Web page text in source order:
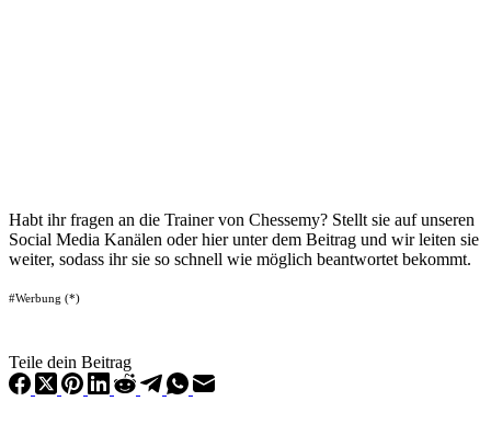
Habt ihr fragen an die Trainer von Chessemy? Stellt sie auf unseren
Social Media Kanälen oder hier unter dem Beitrag und wir leiten sie
weiter, sodass ihr sie so schnell wie möglich beantwortet bekommt.
#Werbung (*)
Teile dein Beitrag